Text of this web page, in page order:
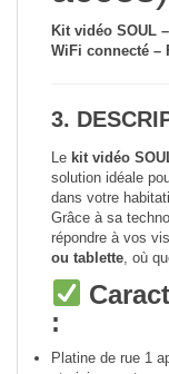
Kit vidéo SOUL
WiFi connecté –
3.
Le kit vidéo
solution idéale
dans votre
Grâce à sa
répondre à vos
ou tablette , où
:
Platine de rue 1